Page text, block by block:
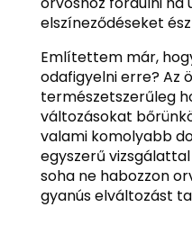
elszíneződéseket
Említettem már,
odafigyelni erre? Az
természetszerűleg
változásokat
valami komolyabb
egyszerű
soha ne habozzon
gyanús elváltozást